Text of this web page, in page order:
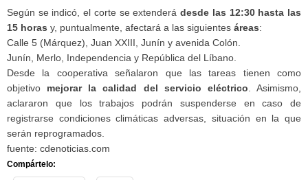
Según se indicó, el corte se extenderádesde las 12:30 hasta las
15 horas y, puntualmente, afectará a las siguientes áreas:
Calle 5 (Márquez), Juan XXIII, Junín y avenida Colón.
Junín, Merlo, Independencia y República del Líbano.
Desde la cooperativa señalaron que las tareas tienen como
objetivo mejorar la calidad del servicio eléctrico . Asimismo,
aclararon que los trabajos podrán suspenderse en caso de
registrarse condiciones climáticas adversas, situación en la que
serán reprogramados.
fuente: cdenoticias.com
Compártelo: